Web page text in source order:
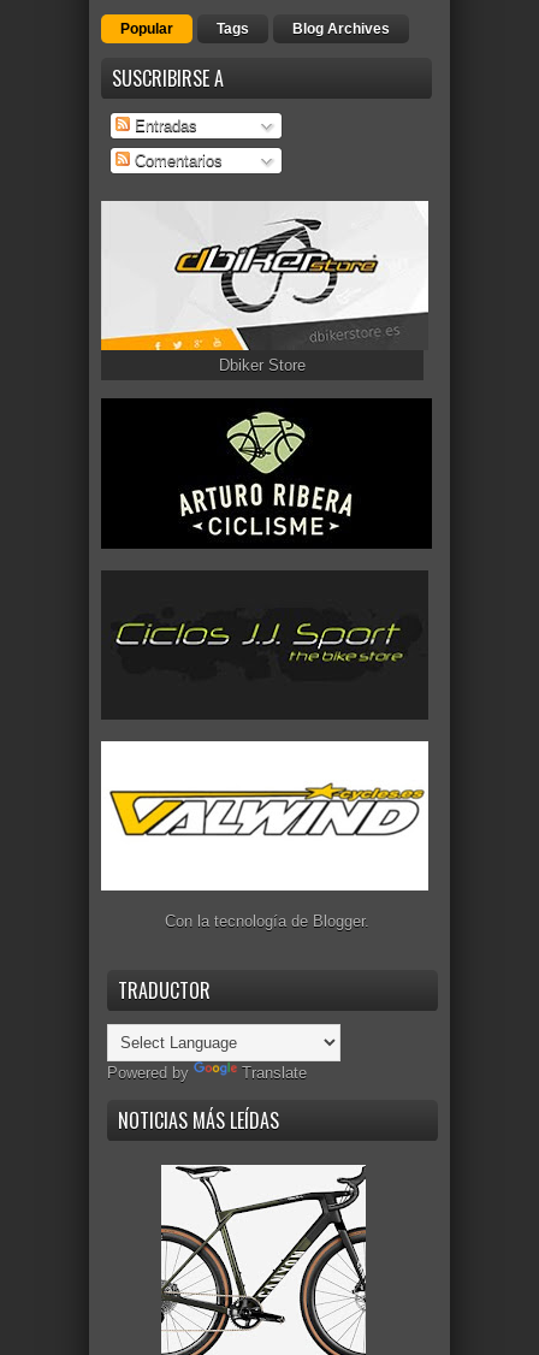
Popular Tags Blog Archives
SUSCRIBIRSE A
Entradas
Comentarios
Dbiker Store
Con la tecnología de Blogger.
TRADUCTOR
Powered by Translate
NOTICIAS MÁS LEÍDAS